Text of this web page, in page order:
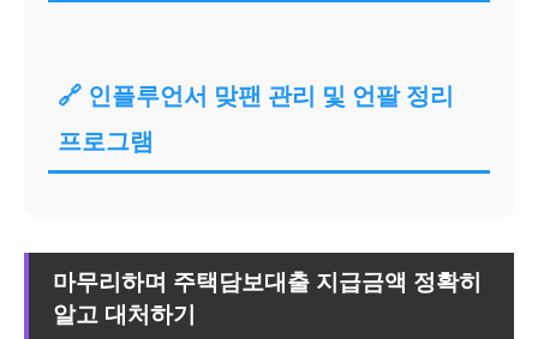
🔗 인플루언서 맞팬 관리 및 언팔 정리
프로그램
마무리하며 주택담보대출 지급금액 정확히
알고 대처하기